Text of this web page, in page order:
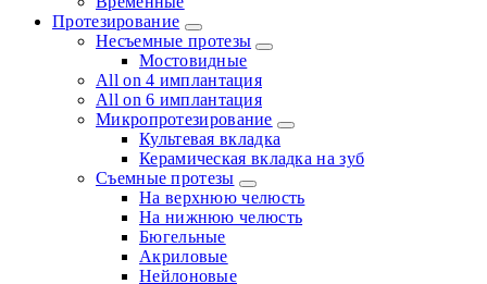
Протезирование
Несъемные протезы
Мостовидные
All on 4 имплантация
All on 6 имплантация
Микропротезирование
Культевая вкладка
Керамическая вкладка на зуб
Съемные протезы
На верхнюю челюсть
На нижнюю челюсть
Бюгельные
Акриловые
Нейлоновые